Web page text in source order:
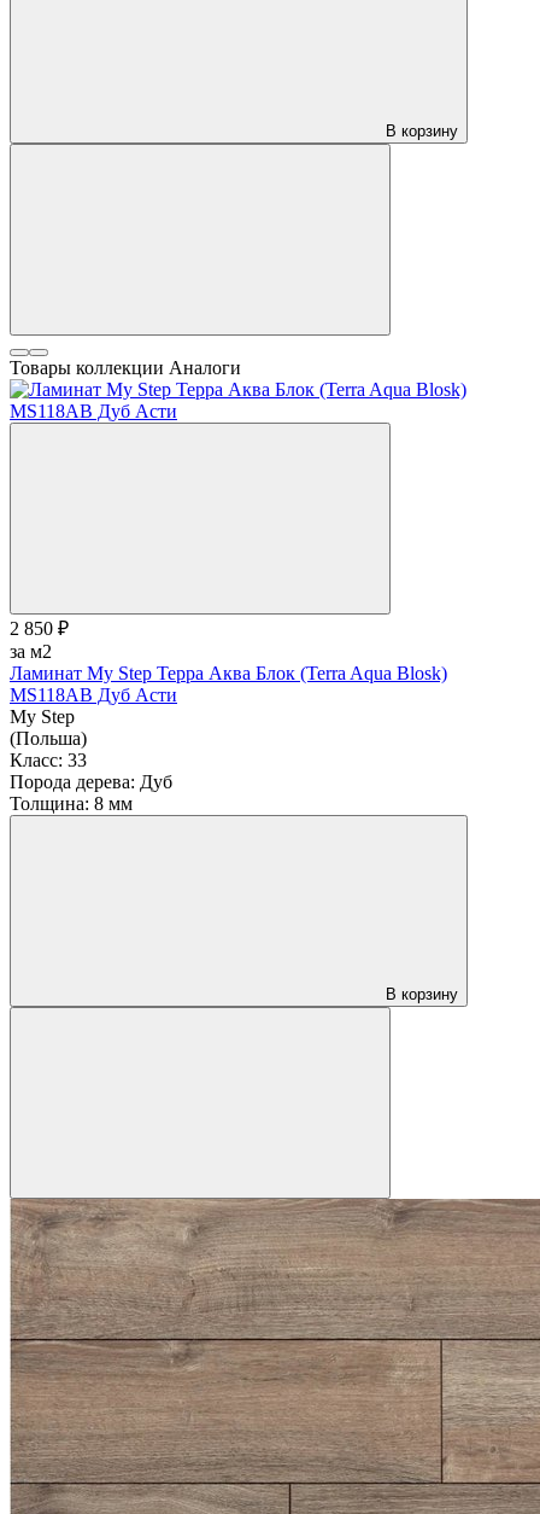
В корзину
Товары коллекции Аналоги
2 850 ₽
за м2
Ламинат My Step Терра Аква Блок (Terra Aqua Blosk)
MS118AB Дуб Асти
My Step
(Польша)
Класс: 33
Порода дерева: Дуб
Толщина: 8 мм
В корзину